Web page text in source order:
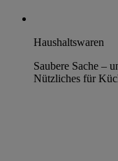
Haushaltswaren
Saubere Sache –
Nützliches für